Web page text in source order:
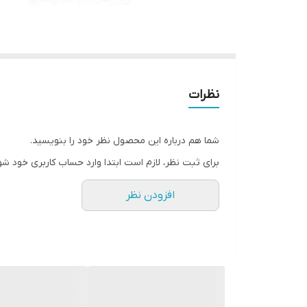
نظرات
شما هم درباره این محصول نظر خود را بنویسید.
برای ثبت نظر، لازم است ابتدا وارد حساب کاربری خود
افزودن نظر